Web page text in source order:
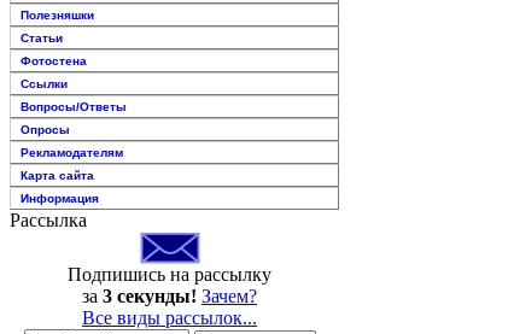
Полезняшки
Статьи
Фотостена
Ссылки
Вопросы/Ответы
Опросы
Рекламодателям
Карта сайта
Информация
Рассылка
Подпишись на рассылку
за 3 секунды! Зачем?
Все виды рассылок...